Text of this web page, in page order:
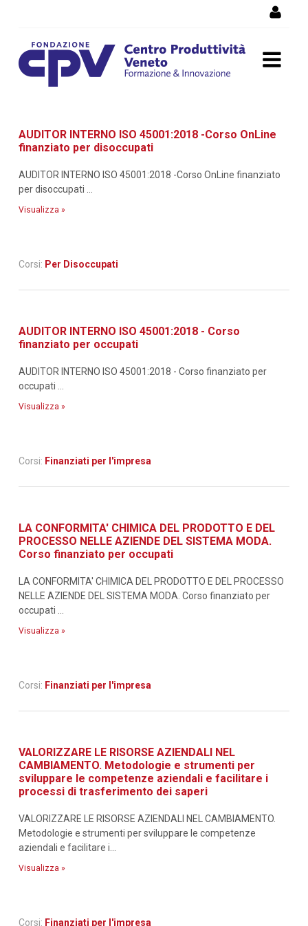
formazione
AUDITOR INTERNO ISO 45001:2018 -Corso OnLine
finanziato per disoccupati
AUDITOR INTERNO ISO 45001:2018 -Corso OnLine finanziato
per disoccupati ...
Visualizza »
Corsi: Per Disoccupati
AUDITOR INTERNO ISO 45001:2018 - Corso
finanziato per occupati
AUDITOR INTERNO ISO 45001:2018 - Corso finanziato per
occupati ...
Visualizza »
Corsi: Finanziati per l'impresa
LA CONFORMITA' CHIMICA DEL PRODOTTO E DEL
PROCESSO NELLE AZIENDE DEL SISTEMA MODA.
Corso finanziato per occupati
LA CONFORMITA' CHIMICA DEL PRODOTTO E DEL PROCESSO
NELLE AZIENDE DEL SISTEMA MODA. Corso finanziato per
occupati ...
Visualizza »
Corsi: Finanziati per l'impresa
VALORIZZARE LE RISORSE AZIENDALI NEL
CAMBIAMENTO. Metodologie e strumenti per
sviluppare le competenze aziendali e facilitare i
processi di trasferimento dei saperi
VALORIZZARE LE RISORSE AZIENDALI NEL CAMBIAMENTO.
Metodologie e strumenti per sviluppare le competenze
aziendali e facilitare i...
Visualizza »
Corsi: Finanziati per l'impresa